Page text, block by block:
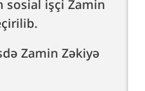
sosial işçi Zamin
Zamin Zəkiyə